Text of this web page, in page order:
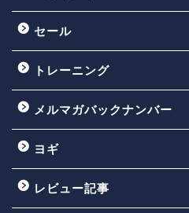
セール
トレーニング
メルマガバックナンバー
ヨギ
レビュー記事